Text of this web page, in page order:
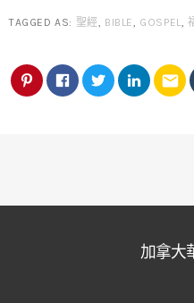
TAGGED AS: 聖經, BIBLE, GOSPEL,
email
加拿大